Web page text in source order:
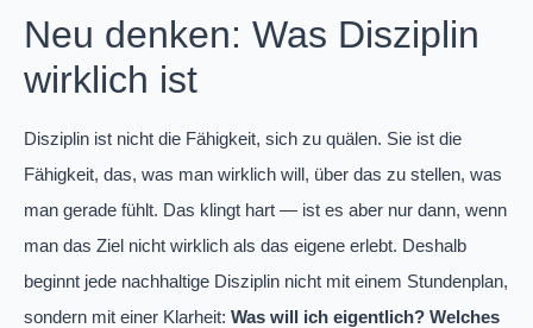
Neu denken: Was Disziplin
wirklich ist
Disziplin ist nicht die Fähigkeit, sich zu quälen. Sie ist die
Fähigkeit, das, was man wirklich will, über das zu stellen, was
man gerade fühlt. Das klingt hart — ist es aber nur dann, wenn
man das Ziel nicht wirklich als das eigene erlebt. Deshalb
beginnt jede nachhaltige Disziplin nicht mit einem Stundenplan,
sondern mit einer Klarheit: Was will ich eigentlich? Welches